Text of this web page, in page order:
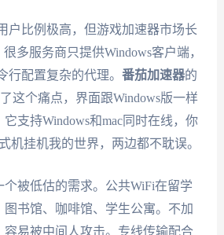
户比例极高，但游戏加速器市场长
多服务商只提供Windows客户端，
配置复杂的代理。 番茄加速器的
这个痛点，界面跟Windows版一样
支持Windows和mac同时在线，你
机挂机我的世界，两边都不耽误。
被低估的需求。公共WiFi在留学
书馆、咖啡馆、学生公寓。不加
容易被中间人攻击。专线传输配合